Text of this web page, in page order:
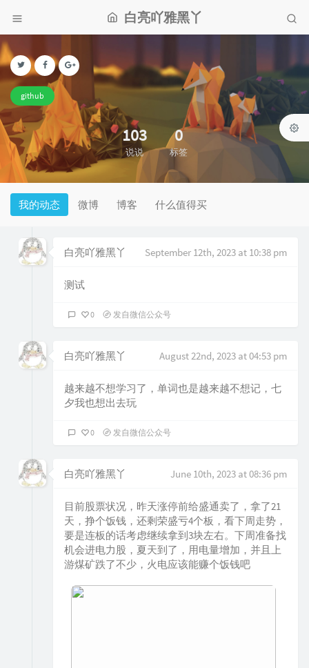
白亮吖雅黑丫
github
103
说说
0
标签
我的动态 微博 博客 什么值得买
白亮吖雅黑丫 September 12th, 2023 at 10:38 pm
测试
0 发自微信公众号
白亮吖雅黑丫 August 22nd, 2023 at 04:53 pm
越来越不想学习了，单词也是越来越不想记，七
夕我也想出去玩
0 发自微信公众号
白亮吖雅黑丫 June 10th, 2023 at 08:36 pm
目前股票状况，昨天涨停前给盛通卖了，拿了21
天，挣个饭钱，还剩荣盛亏4个板，看下周走势，
要是连板的话考虑继续拿到3块左右。下周准备找
机会进电力股，夏天到了，用电量增加，并且上
游煤矿跌了不少，火电应该能赚个饭钱吧